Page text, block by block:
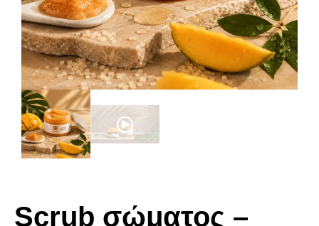
Scrub σώματος –